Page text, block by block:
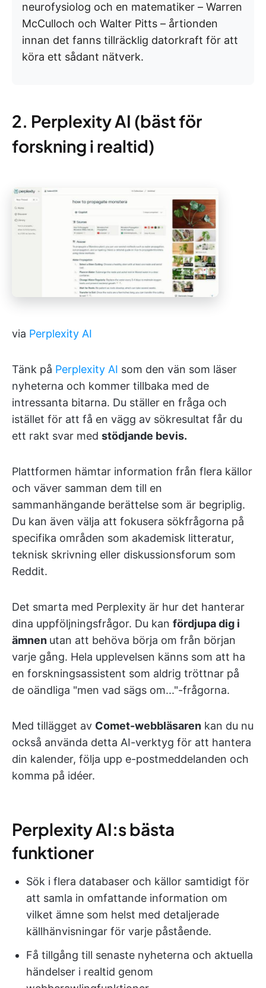
neurofysiolog och en matematiker – Warren
McCulloch och Walter Pitts – årtionden
innan det fanns tillräcklig datorkraft för att
köra ett sådant nätverk.
2. Perplexity AI (bäst för
forskning i realtid)
via Perplexity AI
Tänk på Perplexity AI som den vän som läser
nyheterna och kommer tillbaka med de
intressanta bitarna. Du ställer en fråga och
istället för att få en vägg av sökresultat får du
ett rakt svar med stödjande bevis.
Plattformen hämtar information från flera källor
och väver samman dem till en
sammanhängande berättelse som är begriplig.
Du kan även välja att fokusera sökfrågorna på
specifika områden som akademisk litteratur,
teknisk skrivning eller diskussionsforum som
Reddit.
Det smarta med Perplexity är hur det hanterar
dina uppföljningsfrågor. Du kan fördjupa dig i
ämnen utan att behöva börja om från början
varje gång. Hela upplevelsen känns som att ha
en forskningsassistent som aldrig tröttnar på
de oändliga "men vad sägs om..."-frågorna.
Med tillägget av Comet-webbläsaren kan du nu
också använda detta AI-verktyg för att hantera
din kalender, följa upp e-postmeddelanden och
komma på idéer.
Perplexity AI:s bästa
funktioner
Sök i flera databaser och källor samtidigt för
att samla in omfattande information om
vilket ämne som helst med detaljerade
källhänvisningar för varje påstående.
Få tillgång till senaste nyheterna och aktuella
händelser i realtid genom